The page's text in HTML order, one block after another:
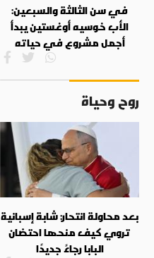
في سن الثالثة والسبعين:
الأب خوسيه أوغستين يبدأ
أجمل مشروع في حياته
روح وحياة
بعد محاولة انتحار: شابة إسبانية
تروي كيف منحها احتضان
البابا رجاءً جديدًا